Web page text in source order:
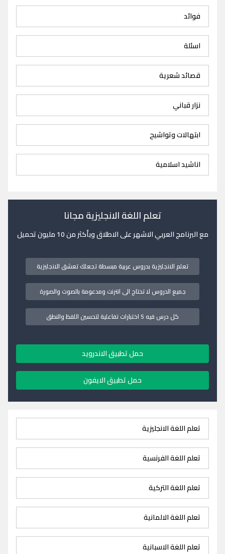
فوائد
اسئلة
قصائد شعرية
نزار قباني
ابتهالات وتواشيح
اناشيد اسلامية
تعلم اللغة الانجليزية مجانا
مع البرنامج العربي الاشهر على الاطلاق وبأكثر من 10 مليون تحميل
تعلم الانجليزية بدروس عربية مبسطة تجعلك تعشق الانجليزية
جميع الدروس لا تحتاج الى انترنت ومدعومة بالصوت والصورة
كل درس فيه 5 اختبارات تفاعلية لتحسين اللفظ والنطق
حمل تطبيق الاندرويد
حمل تطبيق الايفون
تعلم اللغة الانجليزية
تعلم اللغة الفرنسية
تعلم اللغة التركية
تعلم اللغة الالمانية
تعلم اللغة الاسبانية